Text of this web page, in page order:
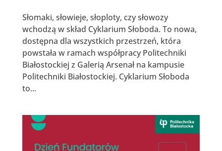
Słomaki, słowieje, słoploty, czy słowozy
wchodzą w skład Cyklarium Słoboda. To nowa,
dostępna dla wszystkich przestrzeń, która
powstała w ramach współpracy Politechniki
Białostockiej z Galerią Arsenał na kampusie
Politechniki Białostockiej. Cyklarium Słoboda
to...